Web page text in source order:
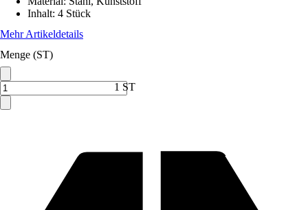
Inhalt: 4 Stück
Mehr Artikeldetails
Menge (ST)
1 ST